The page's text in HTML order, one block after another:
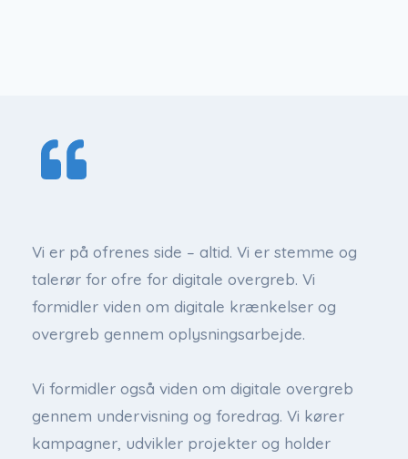
Vi er på ofrenes side – altid. Vi er stemme og
talerør for ofre for digitale overgreb. Vi
formidler viden om digitale krænkelser og
overgreb gennem oplysningsarbejde.
Vi formidler også viden om digitale overgreb
gennem undervisning og foredrag. Vi kører
kampagner, udvikler projekter og holder